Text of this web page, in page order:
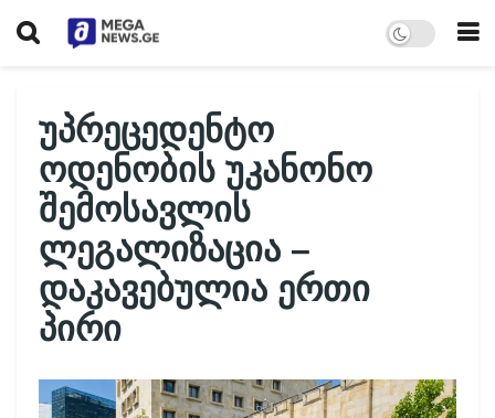
უპრეცედენტო
ოდენობის უკანონო
შემოსავლის
ლეგალიზაცია –
დაკავებულია ერთი
პირი